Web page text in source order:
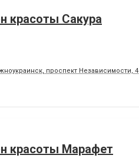
красоты Сакура
проспект Независимости, 4
красоты Марафет